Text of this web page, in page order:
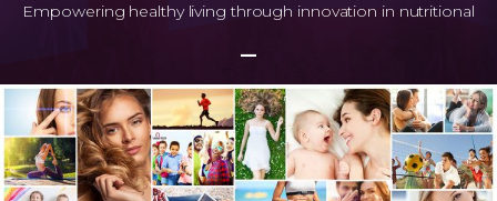
Empowering healthy living through innovation in nutritional
—